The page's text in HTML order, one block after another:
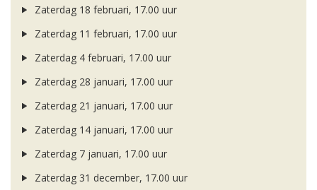
Zaterdag 18 februari, 17.00 uur
Zaterdag 11 februari, 17.00 uur
Zaterdag 4 februari, 17.00 uur
Zaterdag 28 januari, 17.00 uur
Zaterdag 21 januari, 17.00 uur
Zaterdag 14 januari, 17.00 uur
Zaterdag 7 januari, 17.00 uur
Zaterdag 31 december, 17.00 uur